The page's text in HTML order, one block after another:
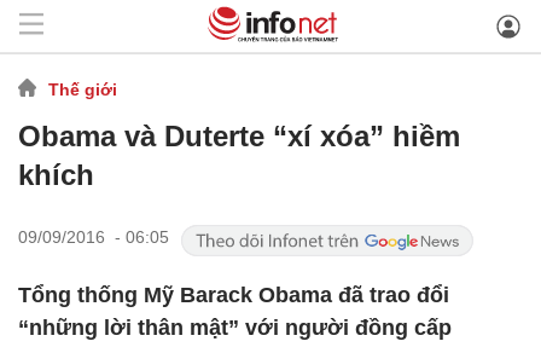
Thế giới
Obama và Duterte “xí xóa” hiềm
khích
09/09/2016 - 06:05
Tổng thống Mỹ Barack Obama đã trao đổi
“những lời thân mật” với người đồng cấp